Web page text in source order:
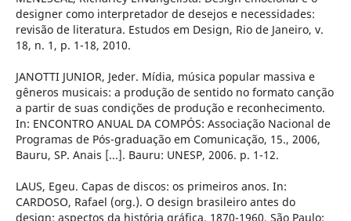
designer como interpretador de desejos e necessidades:
revisão de literatura. Estudos em Design, Rio de Janeiro, v.
18, n. 1, p. 1-18, 2010.
JANOTTI JUNIOR, Jeder. Mídia, música popular massiva e
gêneros musicais: a produção de sentido no formato canção
a partir de suas condições de produção e reconhecimento.
In: ENCONTRO ANUAL DA COMPÓS: Associação Nacional de
Programas de Pós-graduação em Comunicação, 15., 2006,
Bauru, SP. Anais [...]. Bauru: UNESP, 2006. p. 1-12.
LAUS, Egeu. Capas de discos: os primeiros anos. In:
CARDOSO, Rafael (org.). O design brasileiro antes do
design: aspectos da história gráfica, 1870-1960. São Paulo: